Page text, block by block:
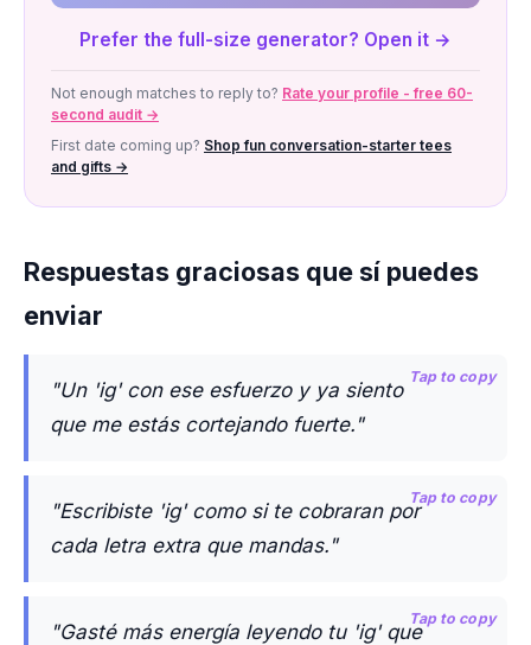
Prefer the full-size generator? Open it →
Not enough matches to reply to? Rate your profile - free 60-
second audit →
First date coming up? Shop fun conversation-starter tees
and gifts →
Respuestas graciosas que sí puedes
enviar
"Un 'ig' con ese esfuerzo y ya siento
que me estás cortejando fuerte."
Tap to copy
"Escribiste 'ig' como si te cobraran por
cada letra extra que mandas."
Tap to copy
"Gasté más energía leyendo tu 'ig' que
Tap to copy